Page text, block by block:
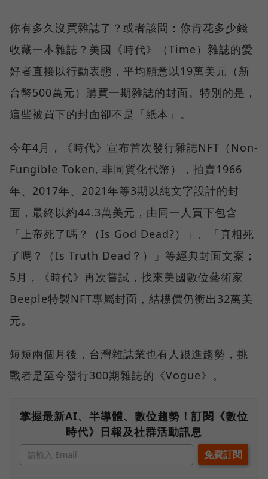
你有多久沒買雜誌了？或者該問：你肯花多少錢
收藏一本雜誌？美國《時代》（Time）雜誌的愛
好者直接以行動表態，平均願意以19萬美元（新
台幣500萬元）購買一期雜誌的封面。特別的是，
這些被買下的封面卻不是「紙本」。
今年4月，《時代》宣布首次發行雜誌NFT（Non-
Fungible Token, 非同質化代幣），拍賣1966
年、2017年、2021年等3期以純文字設計的封
面，最終以約44.3萬美元，由同一人買下包含
「上帝死了嗎？（Is God Dead?）」、「真相死
了嗎？（Is Truth Dead？）」等經典封面文案；
5月，《時代》再次嘗試，找來美國數位藝術家
Beeple特製NFT專屬封面，結標價仍衝出32萬美
元。
短短兩個月後，台灣雜誌業也有人跟進趨勢，挑
戰者是至今發行300期雜誌的《Vogue》。
掌握最新AI、半導體、數位趨勢！訂閱《數位
時代》日報及社群活動訊息